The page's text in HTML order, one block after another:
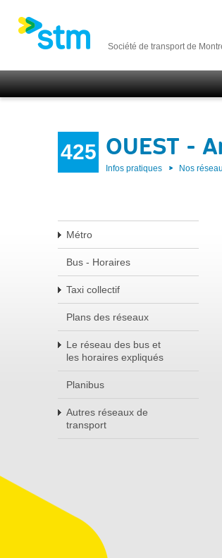
Société de transport de
425 OUEST -
Infos pratiques Nos
Métro
Bus - Horaires
Taxi collectif
Plans des réseaux
Le réseau des bus et
les horaires expliqués
Planibus
Autres réseaux de
transport